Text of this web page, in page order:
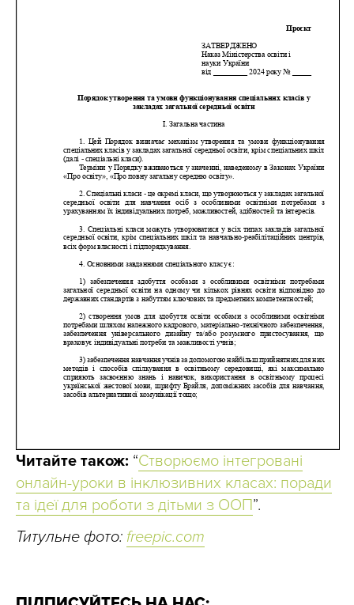
Читайте також: “Створюємо інтегровані
онлайн-уроки в інклюзивних класах: поради
та ідеї для роботи з дітьми з ООП”.
Титульне фото: freepic.com